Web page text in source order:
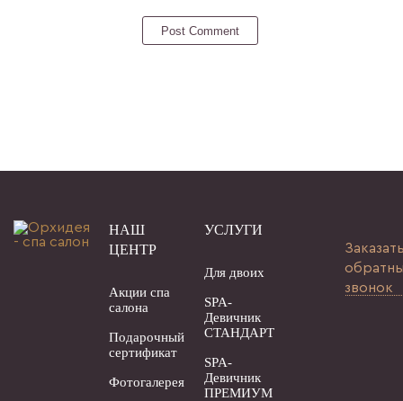
НАШ
ЦЕНТР
Акции спа
салона
Подарочный
сертификат
Фотогалерея
УСЛУГИ
Для двоих
SPA-
Девичник
СТАНДАРТ
SPA-
Девичник
ПРЕМИУМ
звонок